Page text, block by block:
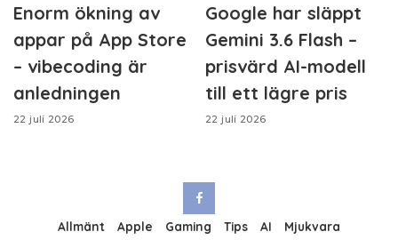
Enorm ökning av
appar på App Store
– vibecoding är
anledningen
22 juli 2026
Google har släppt
Gemini 3.6 Flash –
prisvärd AI-modell
till ett lägre pris
22 juli 2026
Allmänt Apple Gaming Tips AI Mjukvara